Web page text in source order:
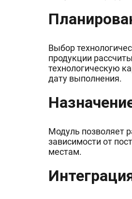
Выбор
продукции
технологическую
дату выполнения.
Модуль позволяет
зависимости от
местам.